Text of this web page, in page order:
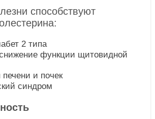
способствуют
2 типа
функции щитовидной
и почек
синдром